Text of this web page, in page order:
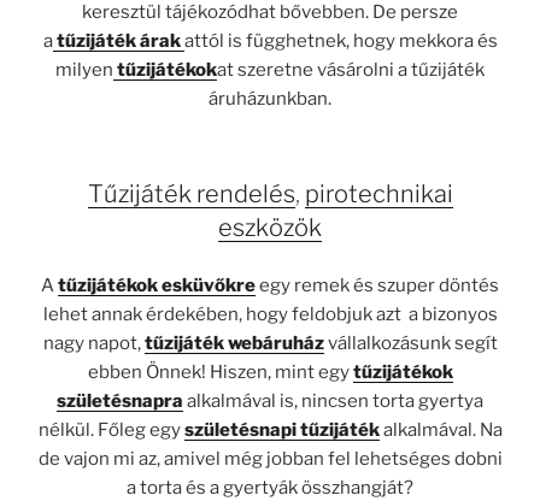
keresztül tájékozódhat bővebben. De persze
atűzijáték árakattól is függhetnek, hogy mekkora és
milyen tűzijátékokat szeretne vásárolni a tűzijáték
áruházunkban.
Tűzijáték rendelés, pirotechnikai
eszközök
Atűzijátékok esküvőkreegy remek és szuper döntés
lehet annak érdekében, hogy feldobjuk azt a bizonyos
nagy napot,tűzijáték webáruházvállalkozásunk segít
ebben Önnek! Hiszen, mint egytűzijátékok
születésnapra alkalmával is, nincsen torta gyertya
nélkül. Főleg egyszületésnapi tűzijátékalkalmával. Na
de vajon mi az, amivel még jobban fel lehetséges dobni
a torta és a gyertyák összhangját?